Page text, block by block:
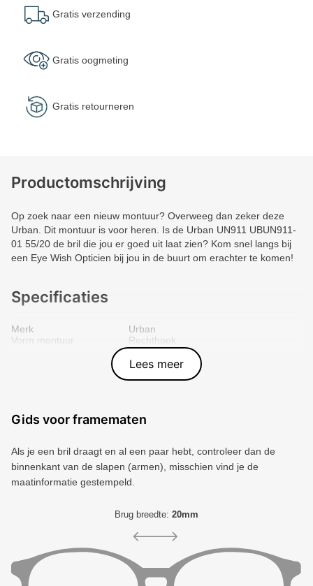
Gratis verzending
Gratis oogmeting
Gratis retourneren
Productomschrijving
Op zoek naar een nieuw montuur? Overweeg dan zeker deze
Urban. Dit montuur is voor heren. Is de Urban UN911 UBUN911-
01 55/20 de bril die jou er goed uit laat zien? Kom snel langs bij
een Eye Wish Opticien bij jou in de buurt om erachter te komen!
Specificaties
Merk
Urban
Vorm montuur
Rechthoek
Blauw
Plastic
Lees meer
Gids voor framematen
Als je een bril draagt ​​en al een paar hebt, controleer dan de
binnenkant van de slapen (armen), misschien vind je de
maatinformatie gestempeld.
Brug breedte: 20mm